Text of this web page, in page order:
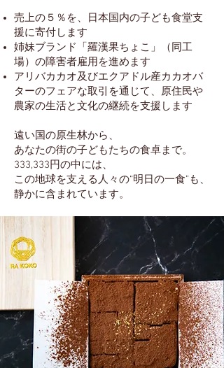
売上の５％を、日本国内の子ども食堂支
援に寄付します
​姉妹ブランド「羅漢果ちょこ」（同工
場）の障害者雇用を進めます
アリバカカオ及びエクアドル産カカオバ
ターのフェアな取引を通じて、原住民や
農家の生活と文化の継続を支援します
遠い国の原生林から、
あなたの街の子どもたちの食卓まで。
333,333円の中には、
この地球を支える人々の“明日の一食”も、
静かに含まれています。